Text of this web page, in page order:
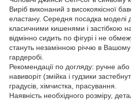
Виріб виконаний з високоякісної
еластану. Середня посадка моделі
класичними кишенями і застібкою
відмінно сидить по фігурі і не
стануть незамінною річчю в
гардеробі.
Рекомендації по догляду: ручне
навиворіт (змійка і гудзики
градусів, хімчистка, прасування.
Наявність необхідного розміру,